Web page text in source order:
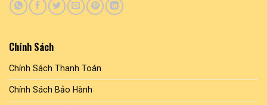
Chính Sách
Chính Sách Thanh Toán
Chính Sách Bảo Hành